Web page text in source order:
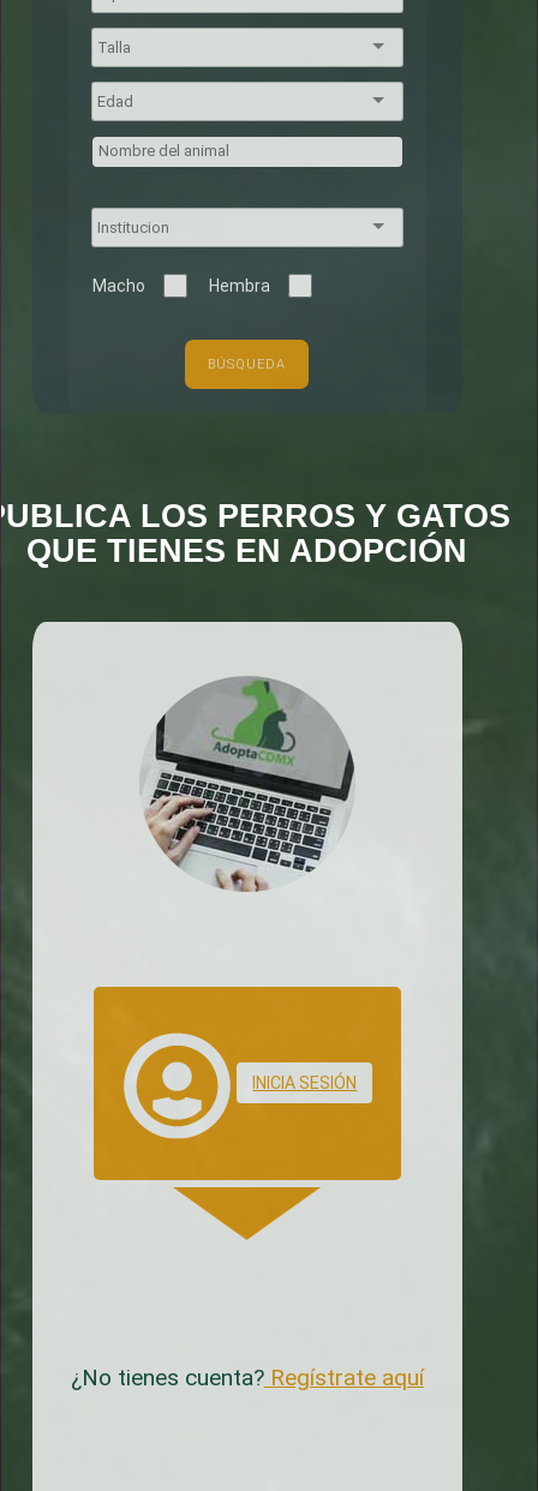
Macho Hembra
BÚSQUEDA
LOS PERROS Y GATOS
QUE TIENES EN ADOPCIÓN
INICIA SESIÓN
¿No tienes cuenta?Regístrate aquí